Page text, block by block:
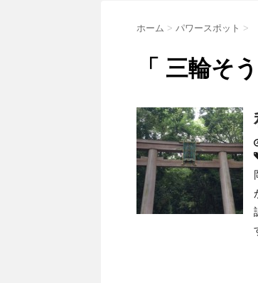
ホーム > パワースポット >
「 三輪そ